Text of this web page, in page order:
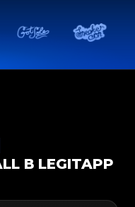
В LEGITAPP